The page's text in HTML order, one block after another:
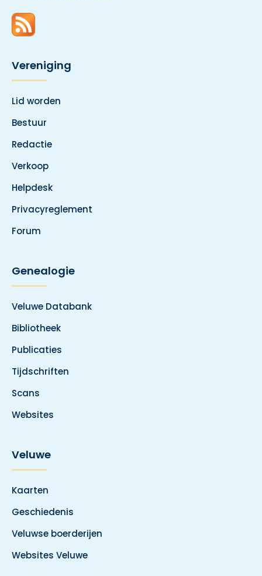
Vereniging
Lid worden
Bestuur
Redactie
Verkoop
Helpdesk
Privacyreglement
Forum
Genealogie
Veluwe Databank
Bibliotheek
Publicaties
Tijdschriften
Scans
Websites
Veluwe
Kaarten
Geschiedenis
Veluwse boerderijen
Websites Veluwe